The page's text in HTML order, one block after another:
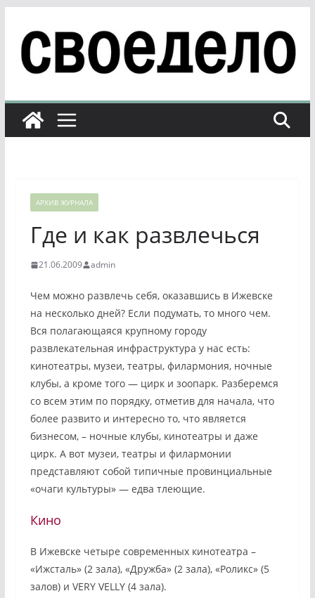
содержимому
АРХИВ ЖУРНАЛА
Где и как развлечься
21.06.2009 admin
Чем можно развлечь себя, оказавшись в Ижевске
на несколько дней? Если подумать, то много чем.
Вся полагающаяся крупному городу
развлекательная инфраструктура у нас есть:
кинотеатры, музеи, театры, филармония, ночные
клубы, а кроме того — цирк и зоопарк. Разберемся
со всем этим по порядку, отметив для начала, что
более развито и интересно то, что является
бизнесом, – ночные клубы, кинотеатры и даже
цирк. А вот музеи, театры и филармонии
представляют собой типичные провинциальные
«очаги культуры» — едва тлеющие.
Кино
В Ижевске четыре современных кинотеатра –
«Ижсталь» (2 зала), «Дружба» (2 зала), «Роликс» (5
залов) и VERY VELLY (4 зала).